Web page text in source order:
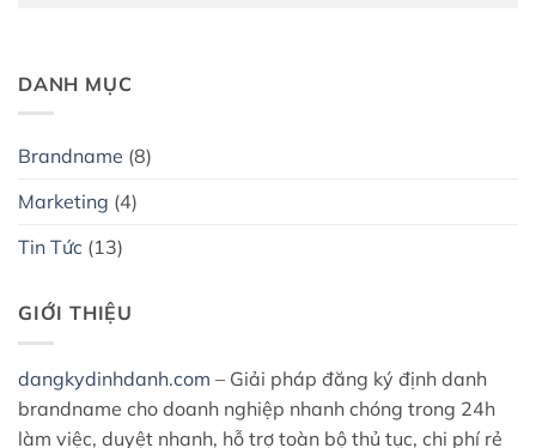
DANH MỤC
Brandname (8)
Marketing (4)
Tin Tức (13)
GIỚI THIỆU
dangkydinhdanh.com – Giải pháp đăng ký định danh
brandname cho doanh nghiệp nhanh chóng trong 24h
làm việc, duyệt nhanh, hỗ trợ toàn bộ thủ tục, chi phí rẻ